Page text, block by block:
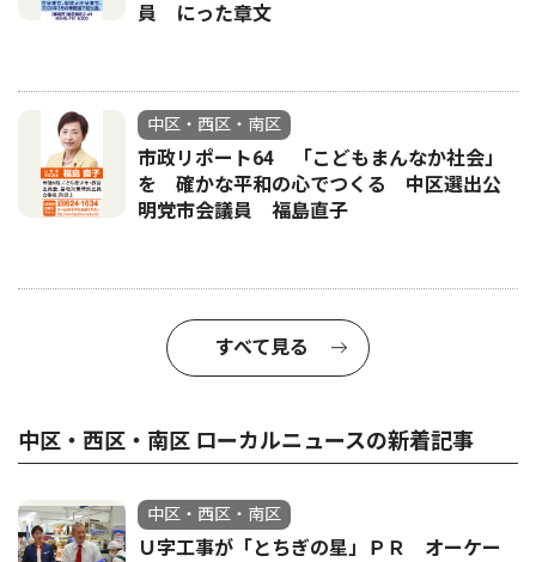
員 にった章文
中区・西区・南区
市政リポート64 「こどもまんなか社会」
を 確かな平和の心でつくる 中区選出公
明党市会議員 福島直子
すべて見る
中区・西区・南区 ローカルニュースの新着記事
中区・西区・南区
Ｕ字工事が「とちぎの星」ＰＲ オーケー